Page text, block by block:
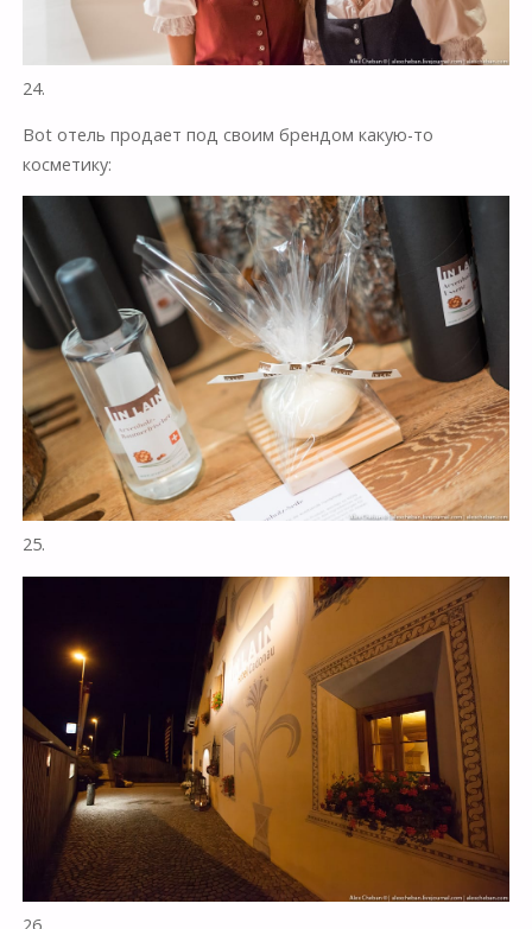
24.
Bot отель продает под своим брендом какую-то
косметику:
25.